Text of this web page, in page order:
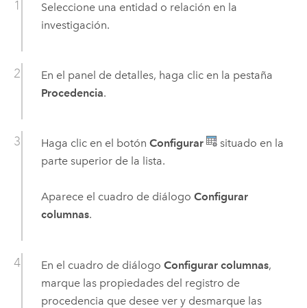
Seleccione una entidad o relación en la
investigación.
En el panel de detalles, haga clic en la pestaña
Procedencia.
Haga clic en el botón Configurar
situado en la
parte superior de la lista.
Aparece el cuadro de diálogo Configurar
columnas.
En el cuadro de diálogo Configurar columnas,
marque las propiedades del registro de
procedencia que desee ver y desmarque las